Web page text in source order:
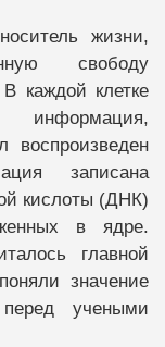
жизни,
свободу
каждой клетке
информация,
воспроизведен
записана
кислоты (ДНК)
в ядре.
главной
значение
учеными